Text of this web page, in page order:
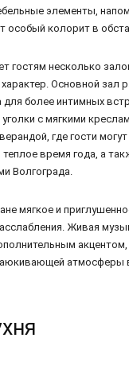
элементы,
особый колорит в
гостям несколько
Основной зал
более интимных
с мягкими
где гости
время года, а
Волгограда.
мягкое и
Живая
атмосферы